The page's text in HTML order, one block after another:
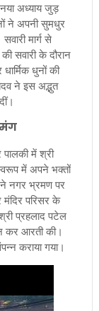
नया अध्याय जुड़
ने अपनी सुमधुर
मार्ग से
सवारी के दौरान
धुनों की
ने इस अद्भुत
में श्री
में अपने भक्तों
नगर भ्रमण पर
परिसर के
प्रहलाद पटेल
कर आरती की।
कराया गया।